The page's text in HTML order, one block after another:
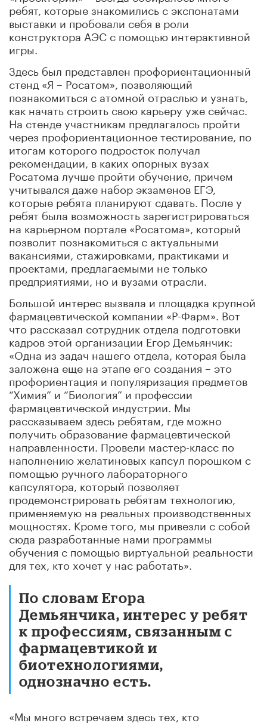
ребят, которые знакомились с экспонатами
выставки и пробовали себя в роли
конструктора АЭС с помощью интерактивной
игры.
Здесь был представлен профориентационный
стенд «Я – Росатом», позволяющий
познакомиться с атомной отраслью и узнать,
как начать строить свою карьеру уже сейчас.
На стенде участникам предлагалось пройти
через профориентационное тестирование, по
итогам которого подросток получал
рекомендации, в каких опорных вузах
Росатома лучше пройти обучение, причем
учитывался даже набор экзаменов ЕГЭ,
которые ребята планируют сдавать. После у
ребят была возможность зарегистрироваться
на карьерном портале «Росатома», который
позволит познакомиться с актуальными
вакансиями, стажировками, практиками и
проектами, предлагаемыми не только
предприятиями, но и вузами отрасли.
Большой интерес вызвала и площадка крупной
фармацевтической компании «Р-Фарм». Вот
что рассказал сотрудник отдела подготовки
кадров этой организации Егор Демьянчик:
«Одна из задач нашего отдела, которая была
заложена еще на этапе его создания – это
профориентация и популяризация предметов
“Химия” и “Биология” и профессии
фармацевтической индустрии. Мы
рассказываем здесь ребятам, где можно
получить образование фармацевтической
направленности. Провели мастер-класс по
наполнению желатиновых капсул порошком с
помощью ручного лабораторного
капсулятора, который позволяет
продемонстрировать ребятам технологию,
применяемую на реальных производственных
мощностях. Кроме того, мы привезли с собой
сюда разработанные нами программы
обучения с помощью виртуальной реальности
для тех, кто хочет у нас работать».
По словам Егора
Демьянчика, интерес у ребят
к профессиям, связанным с
фармацевтикой и
биотехнологиями,
однозначно есть.
«Мы много встречаем здесь тех, кто